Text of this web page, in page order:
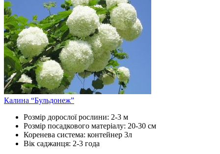
Калина “Бульдонеж”
Розмір дорослої рослини: 2-3 м
Розмір посадкового матеріалу: 20-30 см
Коренева система: контейнер 3л
Вік саджанця: 2-3 года